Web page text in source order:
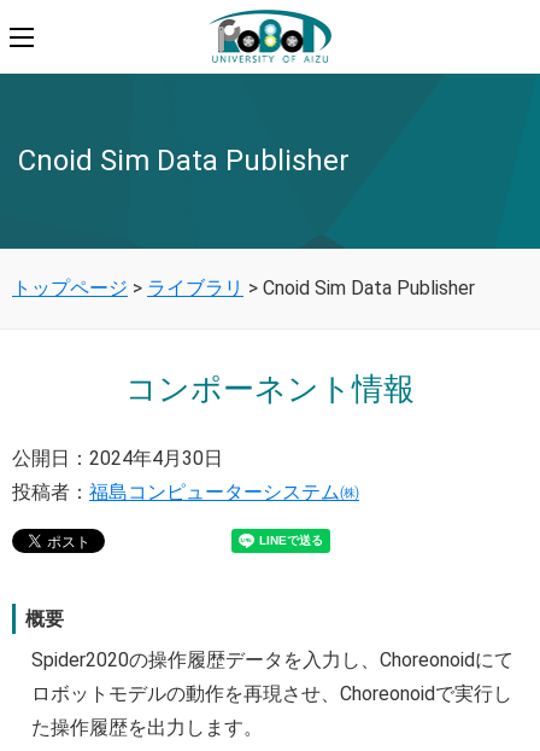
Cnoid Sim Data Publisher
トップページ > ライブラリ > Cnoid Sim Data Publisher
コンポーネント情報
公開日：2024年4月30日
投稿者： 福島コンピューターシステム㈱
概要
Spider2020の操作履歴データを入力し、Choreonoidにて
ロボットモデルの動作を再現させ、Choreonoidで実行し
た操作履歴を出力します。